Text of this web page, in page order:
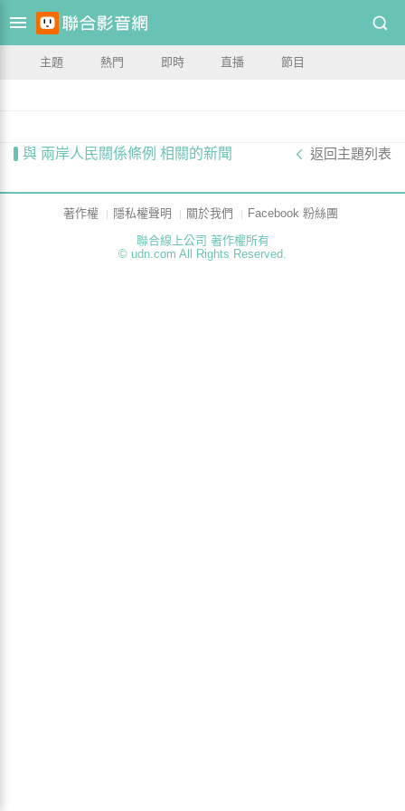
主題 熱門 即時 直播 節目
與 兩岸人民關係條例 相關的新聞 返回主題列表
著作權 隱私權聲明 關於我們
Facebook 粉絲團
聯合線上公司 著作權所有
© udn.com All Rights Reserved.